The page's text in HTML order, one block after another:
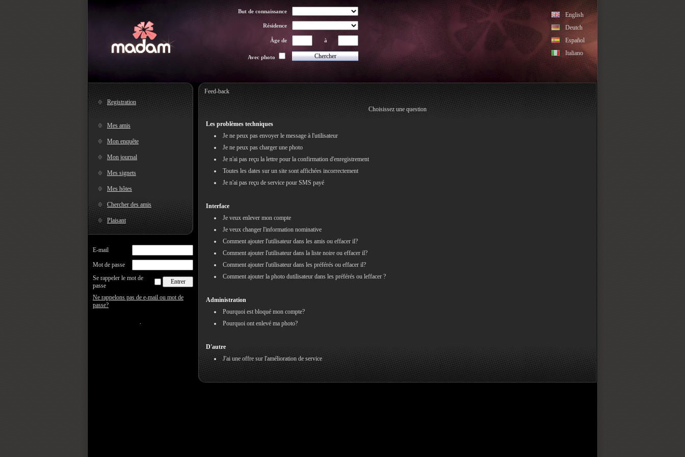
But de connaissance
Résidence
Âge de à
Avec photo
English
Deutch
Español
Italiano
Registration
Mes amis
Mon enquête
Mon journal
Mes signets
Mes hôtes
Chercher des amis
Plaisant
E-mail
Mot de passe
Se rappeler le mot de
passe
Ne rappelons pas de e-mail ou mot de
passe?
Feed-back
Choisissez une question
Les problèmes techniques
Je ne peux pas envoyer le message à l'utilisateur
Je ne peux pas charger une photo
Je n'ai pas reçu la lettre pour la confirmation d'enregistrement
Toutes les dates sur un site sont affichées incorrectement
Je n'ai pas reçu de service pour SMS payé
Interface
Je veux enlever mon compte
Je veux changer l'information nominative
Comment ajouter l'utilisateur dans les amis ou effacer il?
Comment ajouter l'utilisateur dans la liste noire ou effacer il?
Comment ajouter l'utilisateur dans les préférés ou effacer il?
Comment ajouter la photo dutilisateur dans les préférés ou leffacer ?
Administration
Pourquoi est bloqué mon compte?
Pourquoi ont enlevé ma photo?
D'autre
J'ai une offre sur l'amélioration de service